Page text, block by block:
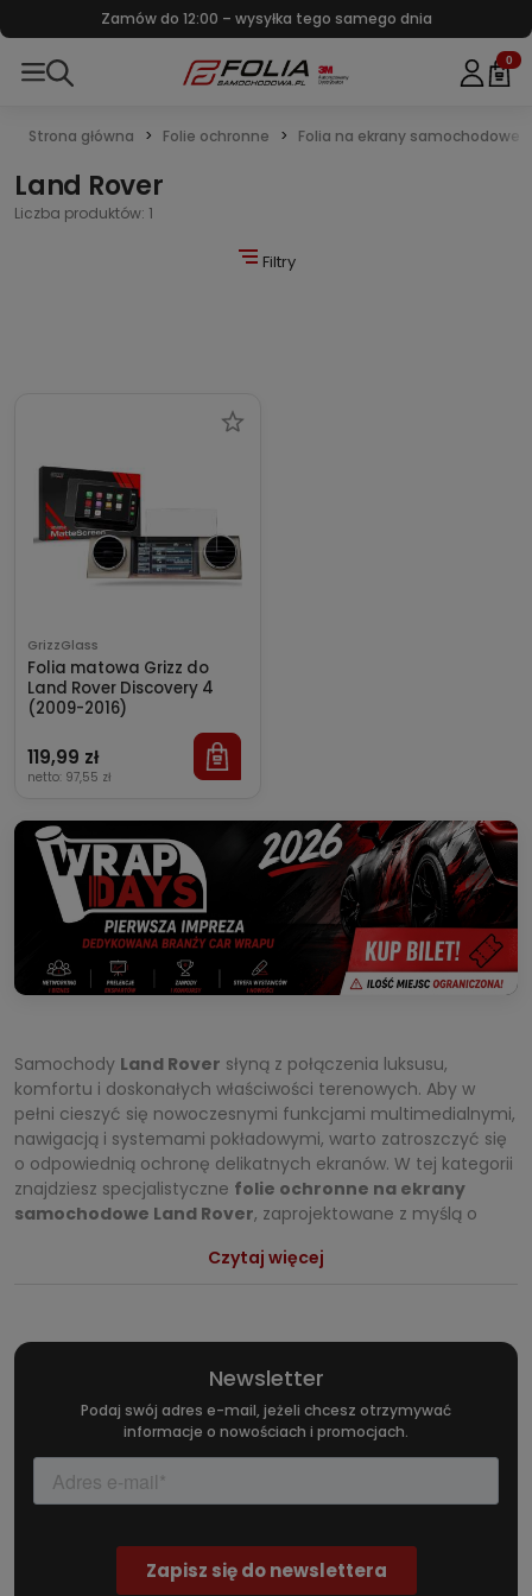
Zamów do 12:00 – wysyłka tego samego dnia
0
Strona główna Folie ochronne Folia na ekrany samochodowe
Land Rover
Liczba produktów: 1
Filtry
GrizzGlass
Folia matowa Grizz do
Land Rover Discovery 4
(2009-2016)
119,99 zł
netto: 97,55 zł
Samochody Land Rover słyną z połączenia luksusu,
komfortu i doskonałych właściwości terenowych. Aby w
pełni cieszyć się nowoczesnymi funkcjami multimedialnymi,
nawigacją i systemami pokładowymi, warto zatroszczyć się
o odpowiednią ochronę delikatnych ekranów. W tej kategorii
znajdziesz specjalistyczne folie ochronne na ekrany
samochodowe Land Rover, zaprojektowane z myślą o
wygląd wnętrza oraz pełną czytelność wyświetlaczy przez
Discovery
Nowoczesne wnętrze Land Rover Discovery
to przede
wszystkim duże, dotykowe panele sterujące, które są
znajdziesz m.in. produkt
Discovery 4 (2009–2016), który zapewnia skuteczną ochronę
korzystania z systemu multimedialnego.
folia ochronna na ekran Land Rover Discovery
Czytaj więcej
Newsletter
Podaj swój adres e-mail, jeżeli chcesz otrzymywać
informacje o nowościach i promocjach.